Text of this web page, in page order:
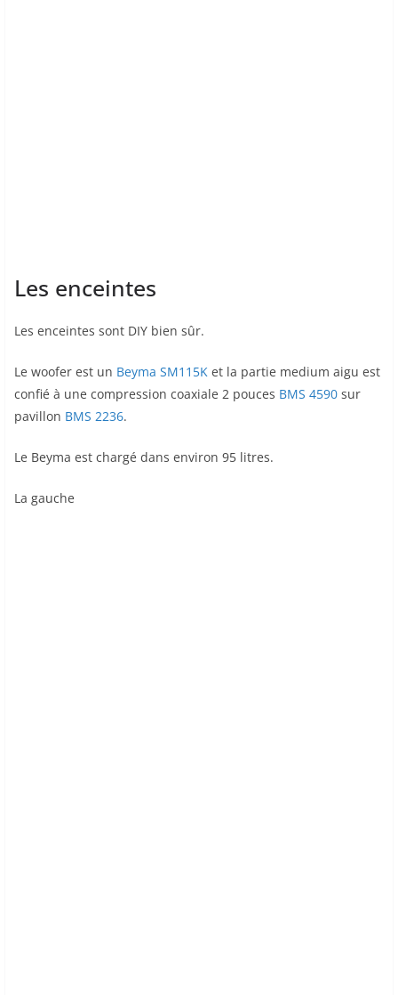
Les enceintes
Les enceintes sont DIY bien sûr.
Le woofer est un Beyma SM115K et la partie medium aigu est
confié à une compression coaxiale 2 pouces BMS 4590 sur
pavillon BMS 2236.
Le Beyma est chargé dans environ 95 litres.
La gauche